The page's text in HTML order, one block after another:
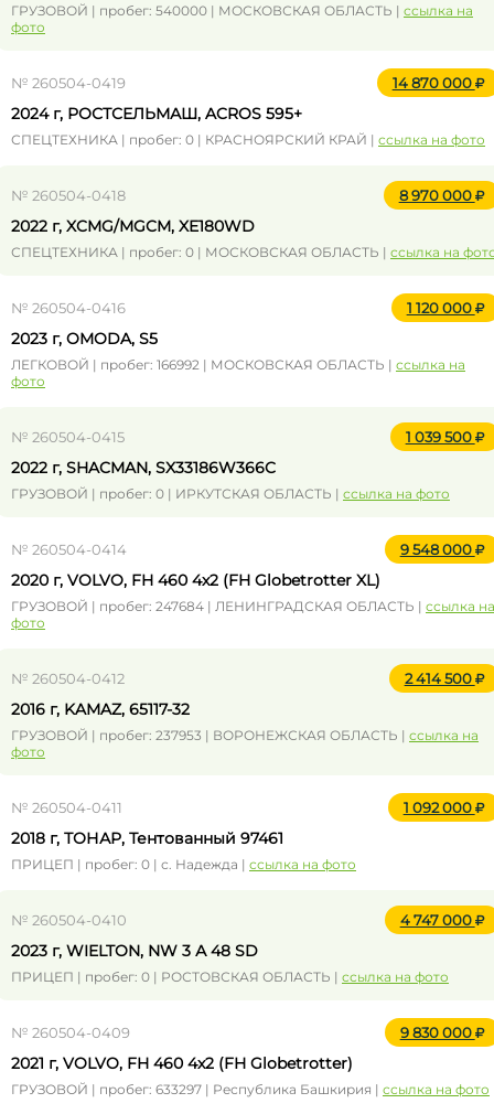
ГРУЗОВОЙ | пробег: 540000 | МОСКОВСКАЯ ОБЛАСТЬ | ссылка на
фото
№ 260504-0419 14 870 000
2024 г, РОСТСЕЛЬМАШ, ACROS 595+
СПЕЦТЕХНИКА | пробег: 0 | КРАСНОЯРСКИЙ КРАЙ | ссылка на фото
№ 260504-0418 8 970 000
2022 г, XCMG/MGCM, XE180WD
СПЕЦТЕХНИКА | пробег: 0 | МОСКОВСКАЯ ОБЛАСТЬ | ссылка на
№ 260504-0416 1 120 000
2023 г, OMODA, S5
ЛЕГКОВОЙ | пробег: 166992 | МОСКОВСКАЯ ОБЛАСТЬ | ссылка на
фото
№ 260504-0415 1 039 500
2022 г, SHACMAN, SX33186W366C
ГРУЗОВОЙ | пробег: 0 | ИРКУТСКАЯ ОБЛАСТЬ | ссылка на фото
№ 260504-0414 9 548 000
2020 г, VOLVO, FH 460 4x2 (FH Globetrotter XL)
ГРУЗОВОЙ | пробег: 247684 | ЛЕНИНГРАДСКАЯ ОБЛАСТЬ | ссылка на
фото
№ 260504-0412 2 414 500
2016 г, KAMAZ, 65117-32
ГРУЗОВОЙ | пробег: 237953 | ВОРОНЕЖСКАЯ ОБЛАСТЬ | ссылка на
фото
№ 260504-0411 1 092 000
2018 г, ТОНАР, Тентованный 97461
ПРИЦЕП | пробег: 0 | с. Надежда | ссылка на фото
№ 260504-0410 4 747 000
2023 г, WIELTON, NW 3 А 48 SD
ПРИЦЕП | пробег: 0 | РОСТОВСКАЯ ОБЛАСТЬ | ссылка на фото
№ 260504-0409 9 830 000
2021 г, VOLVO, FH 460 4x2 (FH Globetrotter)
ГРУЗОВОЙ | пробег: 633297 | Республика Башкирия | ссылка на фото